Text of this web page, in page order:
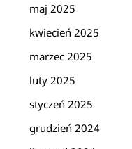
maj 2025
kwiecień 2025
marzec 2025
luty 2025
styczeń 2025
grudzień 2024